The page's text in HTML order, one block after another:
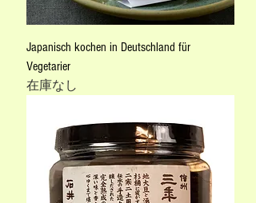
Japanisch kochen in Deutschland für
Vegetarier
在庫なし